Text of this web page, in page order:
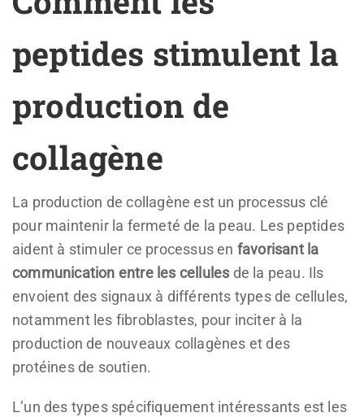
peptides stimulent la
production de
collagène
La production de collagène est un processus clé
pour maintenir la fermeté de la peau. Les peptides
aident à stimuler ce processus en favorisant la
communication entre les cellules de la peau. Ils
envoient des signaux à différents types de cellules,
notamment les fibroblastes, pour inciter à la
production de nouveaux collagènes et des
protéines de soutien.
L’un des types spécifiquement intéressants est les